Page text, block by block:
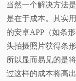
当然一个解决方法
是在于成本。其实
的安卓APP（如条
头拍摄照片获得条
所以显而易见的是
过这样的成本将高